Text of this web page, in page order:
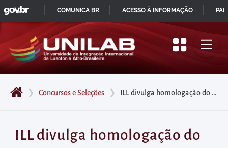
Pular
para
início
do
principal
Acessar
❯ Concursos e Seleções ❯ ILL divulga homologação do concurso de docente substituto [Edital nº 10/25], no setores de estudo em Língua Portuguesa
ILL divulga homologação do
IR
PARA
CONTEÚDO
GOVBR
COMUNICA BR ACESSO À INFORMAÇÃO